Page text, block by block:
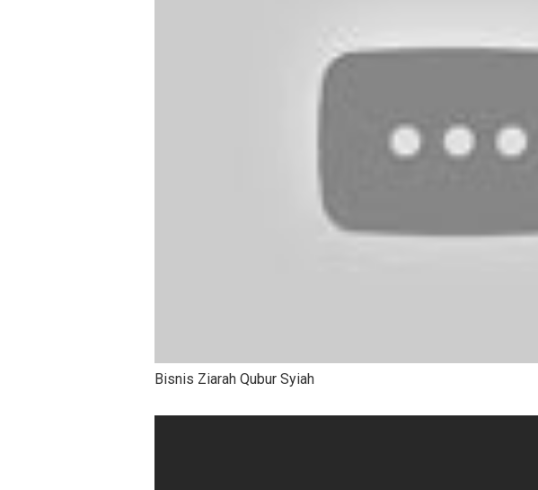
Bisnis Ziarah Qubur Syiah